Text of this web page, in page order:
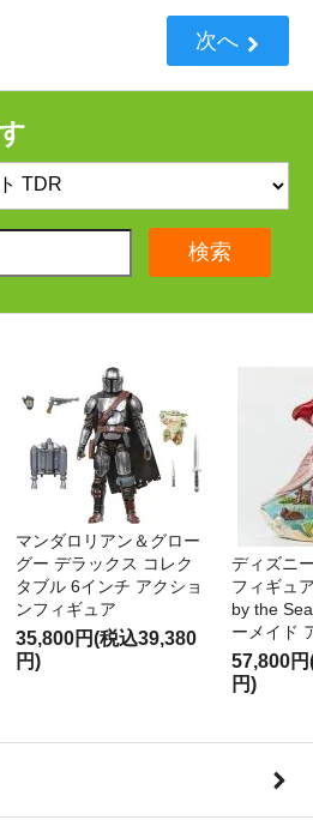
次へ
検索
マンダロリアン＆グロー
グー デラックス コレク
タブル 6インチ アクショ
ンフィギュア
35,800円(税込39,380
円)
ディズニ
フィギュ
by the
ーメイド
57,800
円)